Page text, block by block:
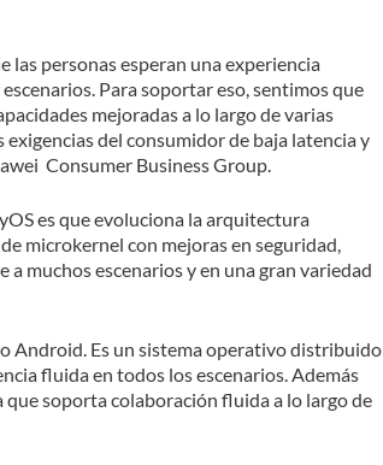
las personas esperan una experiencia
Para soportar eso, sentimos que
mejoradas a lo largo de varias
del consumidor de baja latencia y
Consumer Business Group.
es que evoluciona la arquitectura
microkernel con mejoras en seguridad,
muchos escenarios y en una gran variedad
Android. Es un sistema operativo distribuido
fluida en todos los escenarios. Además
soporta colaboración fluida a lo largo de